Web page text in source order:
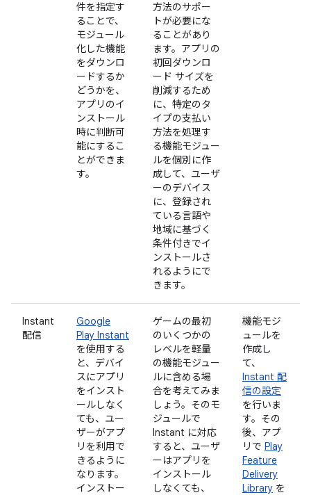
件を指定す
ることで、
モジュール
化した機能
をダウンロ
ードするか
どうかを、
アプリのイ
ンストール
時に判断可
能にするこ
とができま
す。
方法のサポー
トが必要にな
ることがあり
ます。アプリの
初回ダウンロ
ード サイズを
削減するため
に、特定のタ
イプの支払い
方法を処理す
る機能モジュー
ルを個別に作
成して、ユーザ
ーのデバイス
に、登録され
ている言語や
地域に基づく
条件付きでイ
ンストールさ
れるようにで
きます。
Instant
配信
Google
Play Instant
を使用する
と、デバイ
スにアプリ
をインスト
ールしなく
ても、ユー
ザーがアプ
リを利用で
きるように
なります。
インストー
ゲームの最初
のいくつかの
レベルを軽量
の機能モジュー
ルに含める場
合を考えてみま
しょう。そのモ
ジュールで
Instant に対応
すると、ユーザ
ーはアプリを
インストール
しなくても、
機能モジ
ュールを
作成し
て、
Instant 配
信の設定
を行いま
す。その
後、アプ
リで Play
Feature
Delivery
Library を